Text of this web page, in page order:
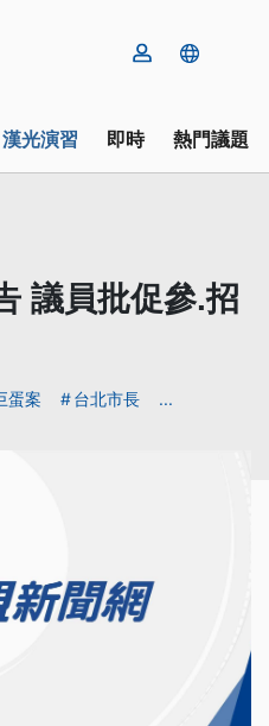
漢光演習 即時 熱門議題
議員批促參.招
蛋案 台北市長 ...